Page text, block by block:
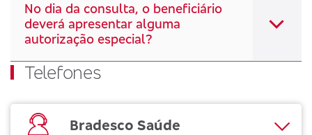
No dia da consulta, o beneficiário
deverá apresentar alguma
autorização especial?
Telefones
Bradesco Saúde